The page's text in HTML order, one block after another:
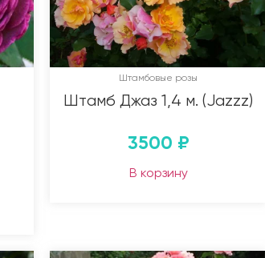
Штамбовые розы
Штамб Джаз 1,4 м. (Jazzz)
3500 ₽
В корзину